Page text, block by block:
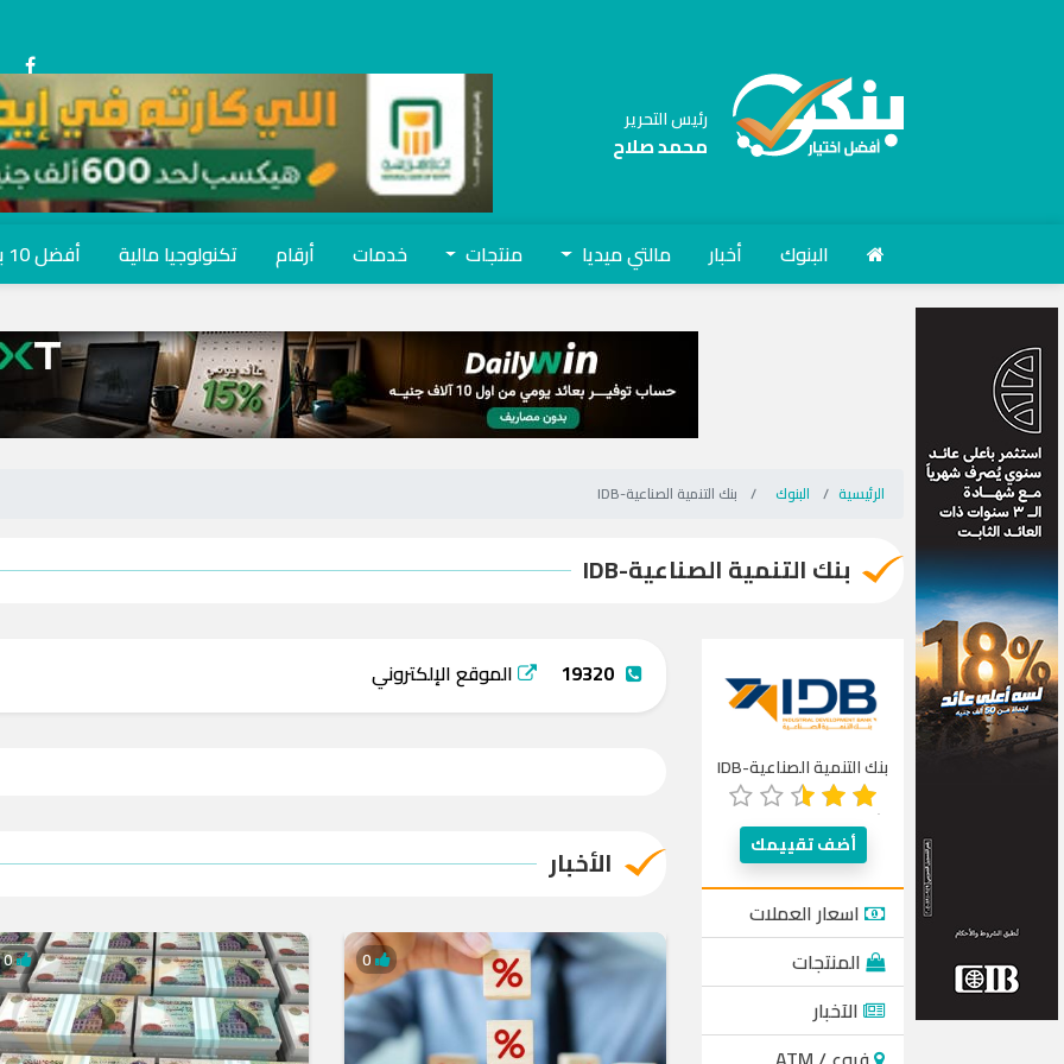
رئيس التحرير
محمد صلاح
البنوك أخبار مالتي ميديا منتجات خدمات أرقام تكنولوجيا مالية أفضل 10 بنوك
الرئيسية البنوك بنك التنمية الصناعية-IDB
بنك التنمية الصناعية-IDB
بنك التنمية الصناعية-IDB
أضف تقييمك
اسعار العملات
المنتجات
الآخبار
19320 الموقع الإلكتروني
الأخبار
0